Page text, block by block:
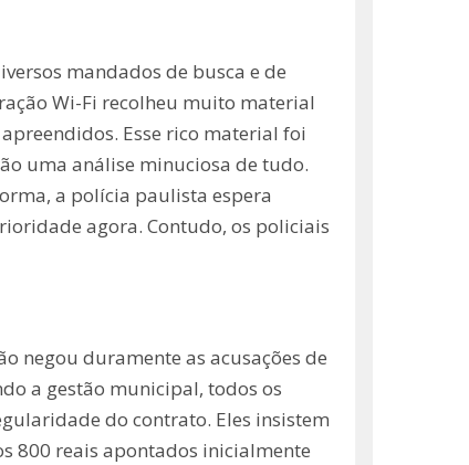
mandados de busca e de
Wi-Fi recolheu muito material
Esse rico material foi
uma análise minuciosa de tudo.
a polícia paulista espera
agora. Contudo, os policiais
negou duramente as acusações de
a gestão municipal, todos os
do contrato. Eles insistem
800 reais apontados inicialmente